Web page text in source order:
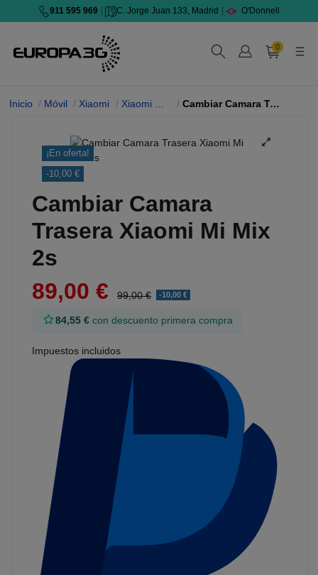
911 595 969 C. Jorge Juan 133, Madrid O'Donnell
0
Inicio Móvil Xiaomi Xiaomi Mi Mix 2S Cambiar Camara Trasera
¡En oferta!
-10,00 €
Cambiar Camara
Trasera Xiaomi Mi Mix
2s
89,00 €
99,00 € -10,00 €
84,55 € con descuento primera compra
Impuestos incluidos